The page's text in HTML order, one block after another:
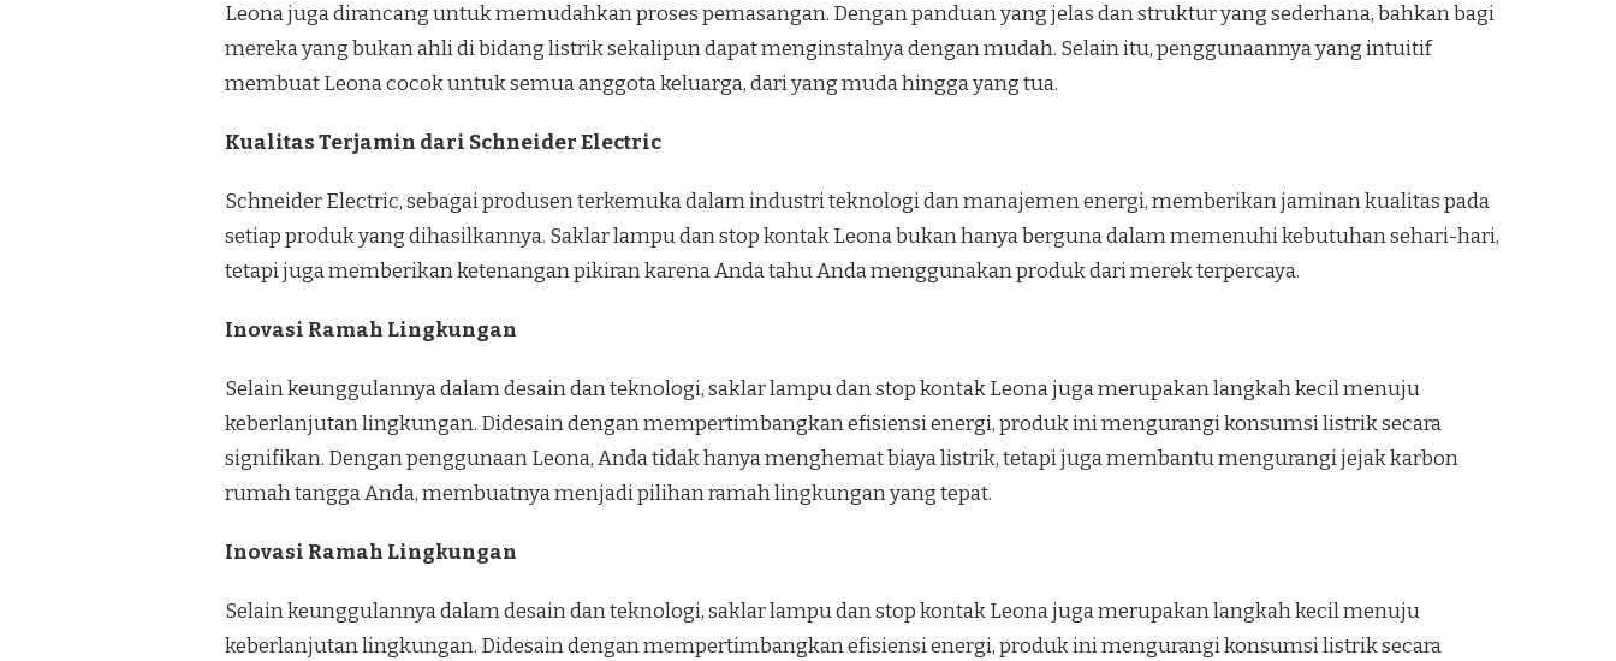
Leona juga dirancang untuk memudahkan proses pemasangan. Dengan panduan yang jelas dan struktur yang sederhana, bahkan bagi
mereka yang bukan ahli di bidang listrik sekalipun dapat menginstalnya dengan mudah. Selain itu, penggunaannya yang intuitif
membuat Leona cocok untuk semua anggota keluarga, dari yang muda hingga yang tua.
Kualitas Terjamin dari Schneider Electric
Schneider Electric, sebagai produsen terkemuka dalam industri teknologi dan manajemen energi, memberikan jaminan kualitas pada
setiap produk yang dihasilkannya. Saklar lampu dan stop kontak Leona bukan hanya berguna dalam memenuhi kebutuhan sehari-hari,
tetapi juga memberikan ketenangan pikiran karena Anda tahu Anda menggunakan produk dari merek terpercaya.
Inovasi Ramah Lingkungan
Selain keunggulannya dalam desain dan teknologi, saklar lampu dan stop kontak Leona juga merupakan langkah kecil menuju
keberlanjutan lingkungan. Didesain dengan mempertimbangkan efisiensi energi, produk ini mengurangi konsumsi listrik secara
signifikan. Dengan penggunaan Leona, Anda tidak hanya menghemat biaya listrik, tetapi juga membantu mengurangi jejak karbon
rumah tangga Anda, membuatnya menjadi pilihan ramah lingkungan yang tepat.
Inovasi Ramah Lingkungan
Selain keunggulannya dalam desain dan teknologi, saklar lampu dan stop kontak Leona juga merupakan langkah kecil menuju
keberlanjutan lingkungan. Didesain dengan mempertimbangkan efisiensi energi, produk ini mengurangi konsumsi listrik secara